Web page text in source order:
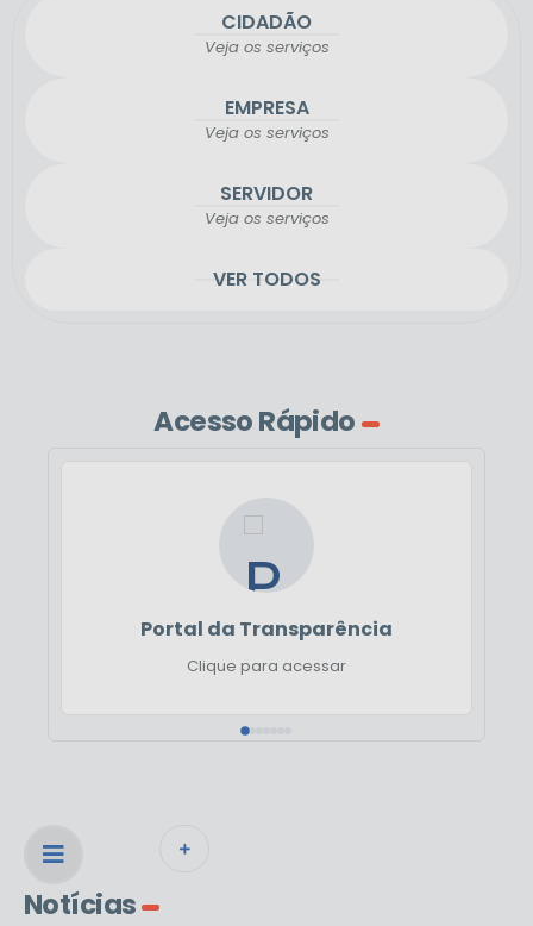
CIDADÃO
Veja os serviços
EMPRESA
Veja os serviços
SERVIDOR
Veja os serviços
VER TODOS
Acesso Rápido
Portal da Transparência
Clique para acessar
Notícias
VER MAIS